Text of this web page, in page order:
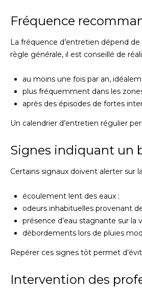
Fréquence
La fréquence d’entretien dépend
règle générale, il est conseillé de
au moins une fois par an,
plus fréquemment dans les
après des épisodes de fortes
Un calendrier d’entretien régulier
Signes indiquant un
Certains signaux doivent alerter sur
écoulement lent des eaux ;
odeurs inhabituelles provenant
présence d’eau stagnante sur la
débordements lors de pluies
Repérer ces signes tôt permet
Intervention des